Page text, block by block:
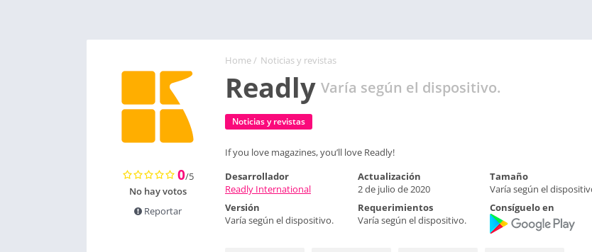
Home/ Noticias y revistas
Readly Varía según el dispositivo.
Noticias y revistas
If you love magazines, you’ll love Readly!
0/5
No hay votos
Reportar
Desarrollador
Readly International
Actualización
2 de julio de 2020
Tamaño
Varía según el
Versión
Varía según el dispositivo.
Requerimientos
Varía según el dispositivo.
Consíguelo en